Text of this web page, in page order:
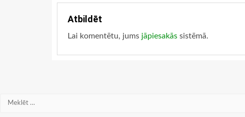
Atbildēt
Lai komentētu, jums jāpiesakās sistēmā.
Meklēt: